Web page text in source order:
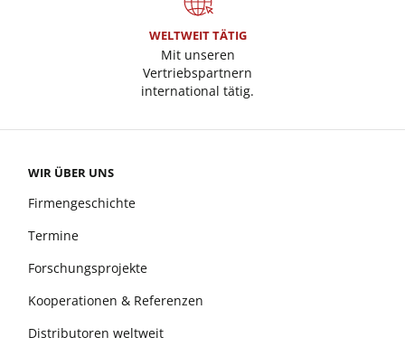
WELTWEIT TÄTIG
Mit unseren
Vertriebspartnern
international tätig.
WIR ÜBER UNS
Firmengeschichte
Termine
Forschungsprojekte
Kooperationen & Referenzen
Distributoren weltweit